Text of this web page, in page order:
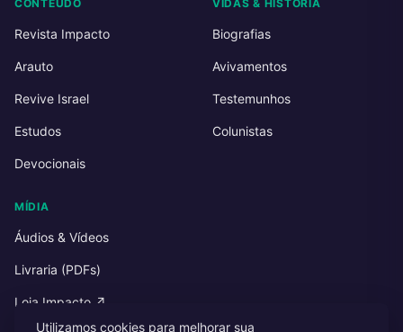
CONTEÚDO
Revista Impacto
Arauto
Revive Israel
Estudos
Devocionais
VIDAS & HISTÓRIA
Biografias
Avivamentos
Testemunhos
Colunistas
MÍDIA
Áudios & Vídeos
Livraria (PDFs)
Loja Impacto ↗
Utilizamos cookies para melhorar sua